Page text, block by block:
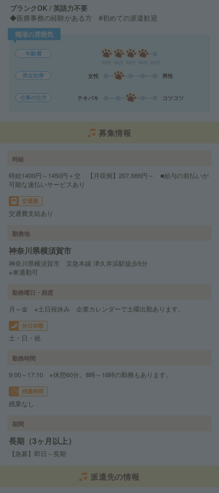
ブランクOK / 英語力不要
◆医療事務の経験がある方 #初めての派遣歓迎
職場の雰囲気
年齢層
男女比率 女性 男性
仕事の仕方 テキパキ コツコツ
募集情報
時給
時給1400円～1450円＋交 【月収例】207,666円～ ■給与の前払いが
可能な速払いサービスあり
交通費
交通費支給あり
勤務地
神奈川県横須賀市
神奈川県横須賀市 京急本線 津久井浜駅徒歩5分
※車通勤可
勤務曜日・頻度
月～金 ※土日祝休み 企業カレンダーで土曜出勤あります。
休日休暇
土・日・祝
勤務時間
9:00～17:10 ※休憩60分。8時～16時の勤務もあります。
残業時間
残業なし
期間
長期（3ヶ月以上）
【急募】即日～長期
派遣先の情報